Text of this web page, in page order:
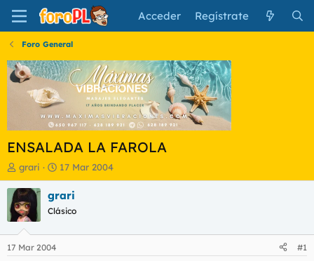
Acceder Regístrate
Foro General
ENSALADA LA FAROLA
I
n
i
c
i
a
d
o
grari
F
e
c
a
i
17 Mar 2004
grari
Clásico
17 Mar 2004 #1